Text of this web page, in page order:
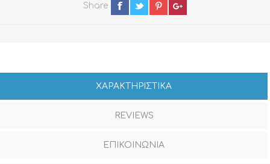
Share
ΧΑΡΑΚΤΗΡΙΣΤΙΚΑ
REVIEWS
ΕΠΙΚΟΙΝΩΝΙΑ